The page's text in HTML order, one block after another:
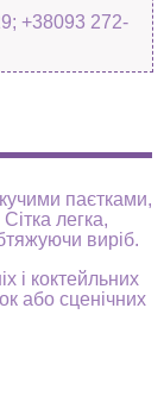
+38093 272-
паєтками,
легка,
виріб.
і коктейльних
або сценічних